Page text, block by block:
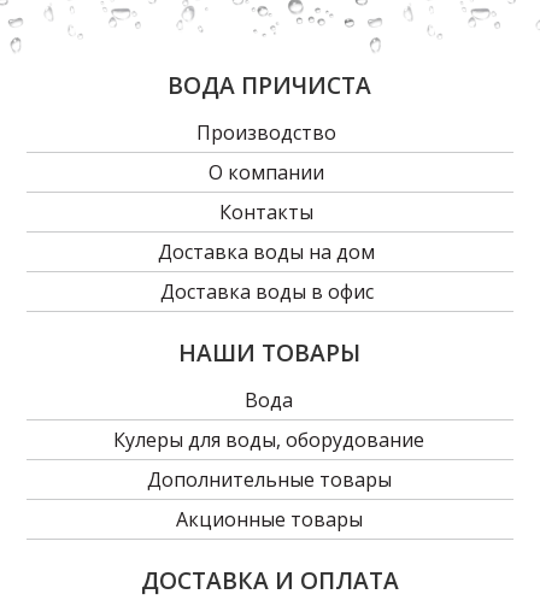
ВОДА ПРИЧИСТА
Производство
О компании
Контакты
Доставка воды на дом
Доставка воды в офис
НАШИ ТОВАРЫ
Вода
Кулеры для воды, оборудование
Дополнительные товары
Акционные товары
ДОСТАВКА И ОПЛАТА